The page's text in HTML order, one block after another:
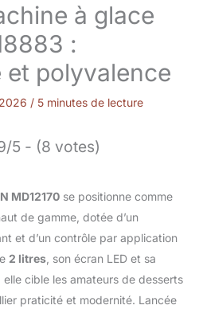
à glace
:
et polyvalence
/ 5 minutes de lecture
5 - (8 votes)
MD12170 se positionne comme
de gamme, dotée d’un
et d’un contrôle par application
2 litres , son écran LED et sa
cible les amateurs de desserts
praticité et modernité. Lancée